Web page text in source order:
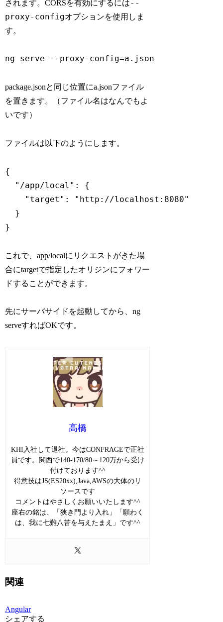
されます。CORSを有効にするには--
proxy-configオプションを使用しま
す。
ng serve --proxy-config=a.json
package.jsonと同じ位置にa.jsonファイル
を置きます。（ファイル名はなんでもよ
いです）
ファイルは以下のようにします。
{
  "/app/local": {
    "target": "http://localhost:8080"
  }
}
これで、app/localにリクエストがきた場
合にtargetで指定したオリジンにフォワー
ドすることができます。
先にサーバサイドを起動してから、ng
serveすればOKです。
高橋
KHI入社して退社。今はCONFRAGEで正社
員です。関西で140-170/80～120万から受け
付けております^^
得意技はJS(ES20xx),Java,AWSの大体のリ
ソースです
コメントはやさしくお願いいたします^^
座右の銘は、「狭き門より入れ」「願わく
は、我に七難八苦を与えたまえ」です^^
関連
Angular
シェアする